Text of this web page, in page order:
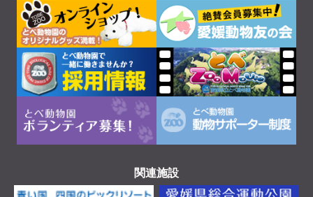
関連施設